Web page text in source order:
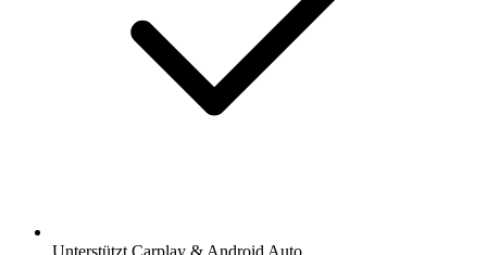
Unterstützt Carplay & Android Auto